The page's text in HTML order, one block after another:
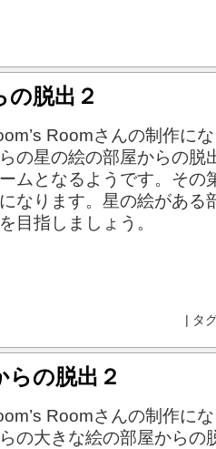
の脱出２
Roomさんの制作に
の星の絵の部屋からの脱
ムとなるようです。その
なります。星の絵がある
目指しましょう。
| タ
らの脱出２
Roomさんの制作に
の大きな絵の部屋からの